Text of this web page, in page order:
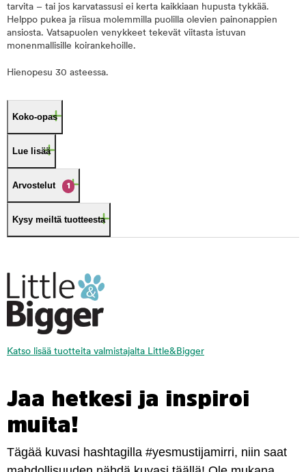
tarvita – tai jos karvatassusi ei kerta kaikkiaan hupusta tykkää.
Helppo pukea ja riisua molemmilla puolilla olevien painonappien
ansiosta. Vatsapuolen venykkeet tekevät viitasta istuvan
monenmallisille koirankehoille.
Hienopesu 30 asteessa.
Koko-opas
Lue lisää
Arvostelut 1
Kysy meiltä tuotteesta
Katso lisää tuotteita valmistajalta Little&Bigger
Jaa hetkesi ja inspiroi
muita!
Tägää kuvasi hashtagilla #yesmustijamirri, niin saat